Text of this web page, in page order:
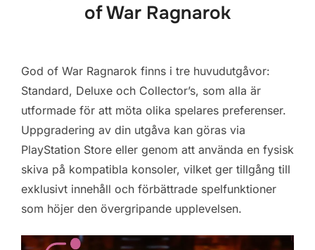
of War Ragnarok
God of War Ragnarok finns i tre huvudutgåvor:
Standard, Deluxe och Collector’s, som alla är
utformade för att möta olika spelares preferenser.
Uppgradering av din utgåva kan göras via
PlayStation Store eller genom att använda en fysisk
skiva på kompatibla konsoler, vilket ger tillgång till
exklusivt innehåll och förbättrade spelfunktioner
som höjer den övergripande upplevelsen.